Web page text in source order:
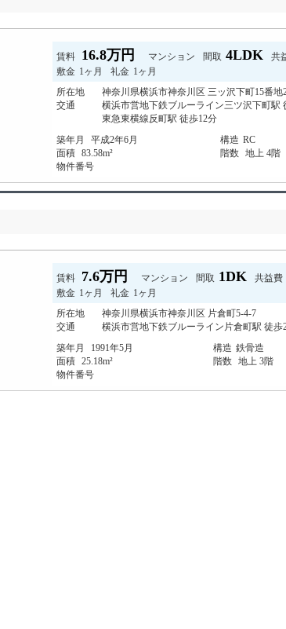
賃料 16.8万円 マンション 間取 4LDK 共
敷金 1ヶ月 礼金 1ヶ月
所在地
神奈川県横浜市神奈川区 三ッ沢下町15番地
交通
横浜市営地下鉄ブルーライン三ツ沢下町駅
東急東横線反町駅 徒歩12分
築年月
平成2年6月 構造 RC
面積 83.58m² 階数 地上 4階
物件番号
賃料 7.6万円 マンション 間取 1DK 共益費
敷金 1ヶ月 礼金 1ヶ月
所在地
神奈川県横浜市神奈川区 片倉町5-4-7
交通
横浜市営地下鉄ブルーライン片倉町駅 徒歩
築年月
1991年5月 構造 鉄骨造
面積 25.18m² 階数 地上 3階
物件番号